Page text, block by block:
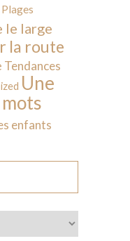
Plages
le large
la route
Tendances
Une
enfants